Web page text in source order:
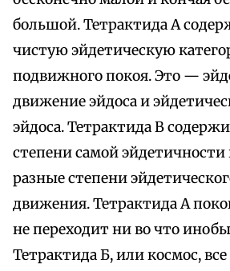
большой. Тетрактида А
чистую эйдетическую
подвижного покоя. Это —
движение эйдоса и
эйдоса. Тетрактида В
степени самой эйдетичности
разные степени
движения. Тетрактида А
не переходит ни во что
Тетрактида Б, или космос,